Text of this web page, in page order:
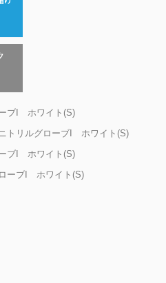
ブI ホワイト(S)
ニトリルグローブI ホワイト(S)
ブI ホワイト(S)
ーブI ホワイト(S)